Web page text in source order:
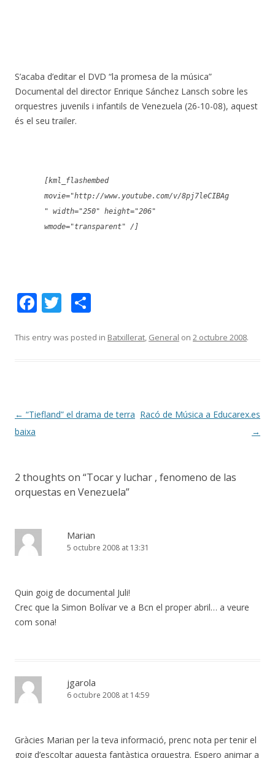
S’acaba d’editar el DVD “la promesa de la música”
Documental del director Enrique Sánchez Lansch sobre les
orquestres juvenils i infantils de Venezuela (26-10-08), aquest
és el seu trailer.
[kml_flashembed
movie="http://www.youtube.com/v/8pj7leCIBAg
" width="250" height="206"
wmode="transparent" /]
F
e
k
T
itt m
ix
This entry was posted in Batxillerat, General on 2 octubre 2008.
Post
navigation
← “Tiefland” el drama de terra
baixa
Racó de Música a Educarex.es
→
2 thoughts on “Tocar y luchar , fenomeno de las
orquestas en Venezuela”
Marian
5 octubre 2008 at 13:31
Quin goig de documental Juli!
Crec que la Simon Bolívar ve a Bcn el proper abril… a veure
com sona!
jgarola
6 octubre 2008 at 14:59
Gràcies Marian per la teva informació, prenc nota per tenir el
goig d’escoltar aquesta fantàstica orquestra. Espero animar a